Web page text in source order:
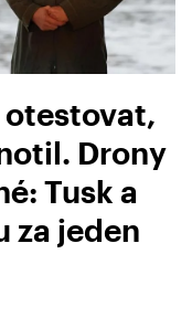
otestovat,
Drony
Tusk a
za jeden